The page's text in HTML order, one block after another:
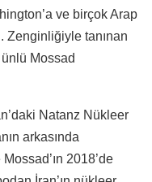
ve birçok Arap
Zenginliğiyle tanınan
Mossad
Natanz Nükleer
arkasında
2018’de